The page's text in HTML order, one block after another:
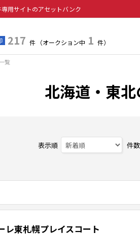
用サイトのアセットバンク
217 件 （オークション中 1 件）
覧
北海道・東
表示順 件数
レ東札幌プレイスコート